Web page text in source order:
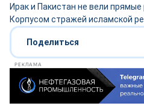
Ирак и Пакистан не вели
Корпусом стражей исламской
Поделиться
РЕКЛАМА